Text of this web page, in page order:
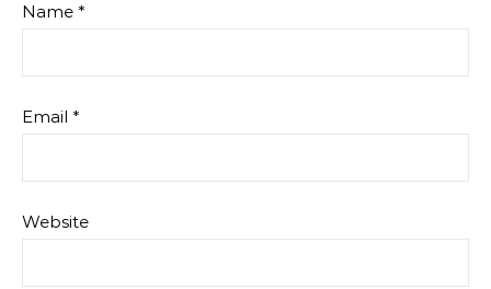
Name *
Email *
Website